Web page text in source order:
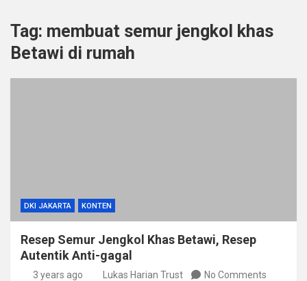
Tag: membuat semur jengkol khas
Betawi di rumah
DKI JAKARTA KONTEN
Resep Semur Jengkol Khas Betawi, Resep
Autentik Anti-gagal
3 years ago Lukas Harian Trust No Comments